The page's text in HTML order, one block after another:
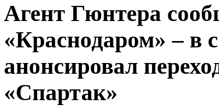
Агент Гюнтера
«Краснодаром» – в
анонсировал
«Спартак»